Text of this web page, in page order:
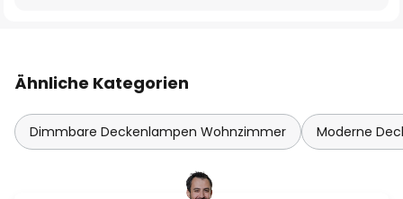
Ähnliche Kategorien
Dimmbare Deckenlampen Wohnzimmer Moderne